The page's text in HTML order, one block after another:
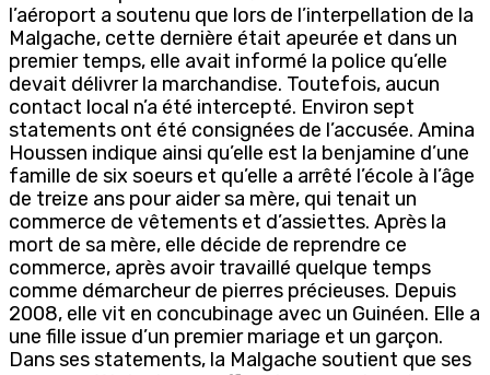
l’aéroport a soutenu que lors de l’interpellation de la
Malgache, cette dernière était apeurée et dans un
premier temps, elle avait informé la police qu’elle
devait délivrer la marchandise. Toutefois, aucun
contact local n’a été intercepté. Environ sept
statements ont été consignées de l’accusée. Amina
Houssen indique ainsi qu’elle est la benjamine d’une
famille de six soeurs et qu’elle a arrêté l’école à l’âge
de treize ans pour aider sa mère, qui tenait un
commerce de vêtements et d’assiettes. Après la
mort de sa mère, elle décide de reprendre ce
commerce, après avoir travaillé quelque temps
comme démarcheur de pierres précieuses. Depuis
2008, elle vit en concubinage avec un Guinéen. Elle a
une fille issue d’un premier mariage et un garçon.
Dans ses statements, la Malgache soutient que ses